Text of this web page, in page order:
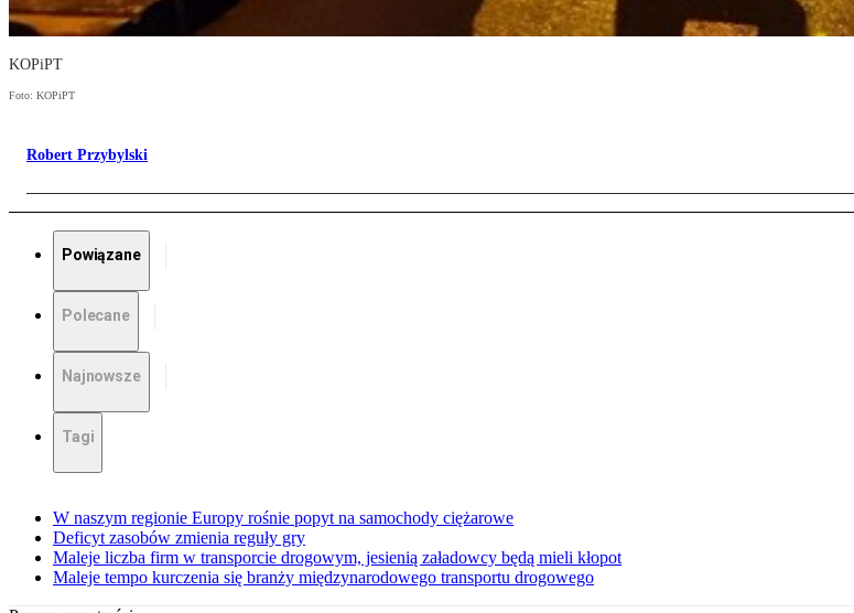
KOPiPT
Foto: KOPiPT
Robert Przybylski
Powiązane
Polecane
Najnowsze
Tagi
W naszym regionie Europy rośnie popyt na samochody ciężarowe
Deficyt zasobów zmienia reguły gry
Maleje liczba firm w transporcie drogowym, jesienią załadowcy będą mieli kłopot
Maleje tempo kurczenia się branży międzynarodowego transportu drogowego